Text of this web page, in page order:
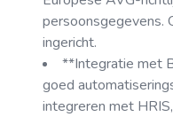
persoonsgegevens.
ingericht.
**Integratie met
goed
integreren met